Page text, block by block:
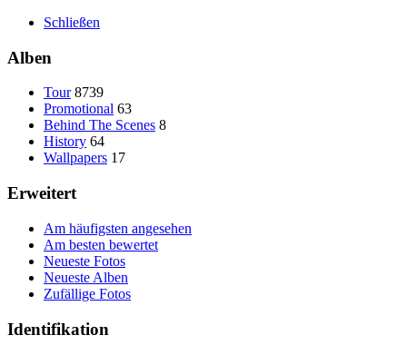
Schließen
Alben
Tour 8739
Promotional 63
Behind The Scenes 8
History 64
Wallpapers 17
Erweitert
Am häufigsten angesehen
Am besten bewertet
Neueste Fotos
Neueste Alben
Zufällige Fotos
Identifikation